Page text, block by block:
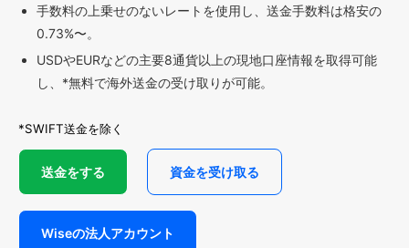
手数料の上乗せのないレートを使用し、送金手数料は格安の
0.73%〜。
USDやEURなどの主要8通貨以上の現地口座情報を取得可能
し、*無料で海外送金の受け取りが可能。
*SWIFT送金を除く
送金をする 資金を受け取る
Wiseの法人アカウント